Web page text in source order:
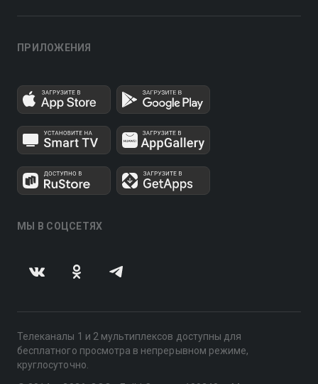
ПРИЛОЖЕНИЯ
МЫ В СОЦСЕТЯХ
Телеканалы 1 и 2 мультиплексов доступны для
бесплатного просмотра в непрерывном режиме,
круглосуточно.